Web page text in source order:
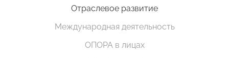
Отраслевое развитие
Международная деятельность
ОПОРА в лицах